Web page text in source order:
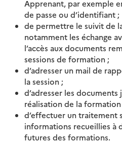
Apprenant, par exemple
de passe ou d’identifiant ;
de permettre le suivit de
notamment les échange
l’accès aux documents
sessions de formation ;
d’adresser un mail de
la session ;
d’adresser les
réalisation de la formation
d’effectuer un traitement
informations recueillies à
futures des formations.